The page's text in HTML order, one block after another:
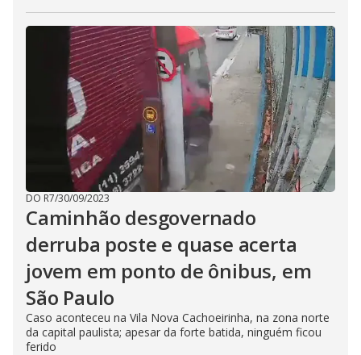
DO R7/30/09/2023
Caminhão desgovernado
derruba poste e quase acerta
jovem em ponto de ônibus, em
São Paulo
Caso aconteceu na Vila Nova Cachoeirinha, na zona norte
da capital paulista; apesar da forte batida, ninguém ficou
ferido